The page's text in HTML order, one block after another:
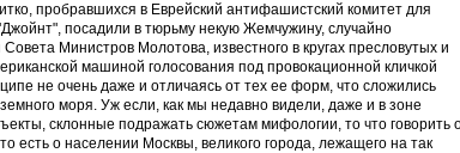
пробравшихся в Еврейский антифашистский комитет для
посадили в тюрьму некую Жемчужину, случайно
Министров Молотова, известного в кругах пресловутых и
машиной голосования под провокационной кличкой
не очень даже и отличаясь от тех ее форм, что сложились
моря. Уж если, как мы недавно видели, даже и в зоне
склонные подражать сюжетам мифологии, то что говорить
есть о населении Москвы, великого города, лежащего на так